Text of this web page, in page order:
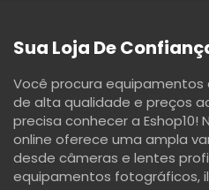
Sua Loja De
Você procura equipamentos
de alta qualidade e preços
precisa conhecer a Eshop10!
online oferece uma ampla
desde câmeras e lentes
equipamentos fotográficos,